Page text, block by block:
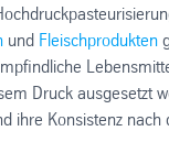
und Fleischprodukten
Druck ausgesetzt
ihre Konsistenz nach